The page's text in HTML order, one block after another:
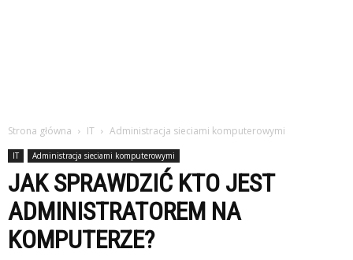
Strona główna IT Administracja sieciami komputerowymi
IT Administracja sieciami komputerowymi
JAK SPRAWDZIĆ KTO JEST
ADMINISTRATOREM NA
KOMPUTERZE?